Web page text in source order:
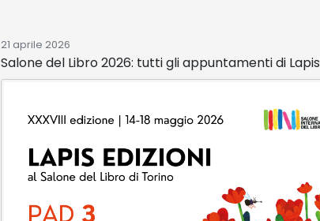
21 aprile 2026
Salone del Libro 2026: tutti gli appuntamenti di Lapis